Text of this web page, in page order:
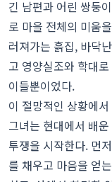
긴 남편과 어린 쌍둥
로 마을 전체의 미움
러져가는 흙집, 바닥
고 영양실조와 학대
이들뿐이었다.
이 절망적인 상황에
그녀는 현대에서 배
투쟁을 시작한다. 먼
를 채우고 마음을 얻